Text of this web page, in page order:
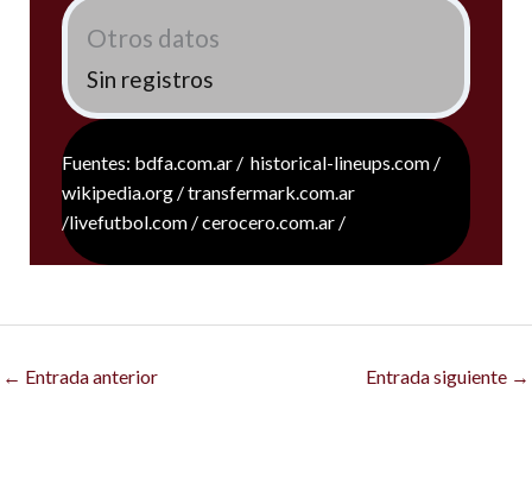
Otros datos
Sin registros
Fuentes: bdfa.com.ar / historical-lineups.com /
wikipedia.org / transfermark.com.ar
/livefutbol.com / cerocero.com.ar /
← Entrada anterior Entrada siguiente →